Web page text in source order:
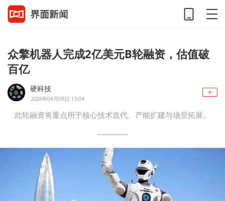
众擎机器人完成2亿美元B轮融资，估值破
百亿
硬科技
2026年04月09日 13:04
此轮融资将重点用于核心技术迭代、产能扩建与场景拓展。